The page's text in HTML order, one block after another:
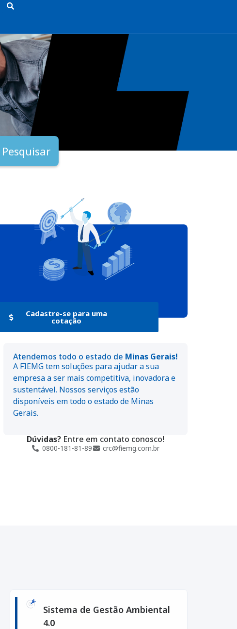
Pesquisar
Cadastre-se para uma
cotação
Atendemos todo o estado de Minas Gerais!
A FIEMG tem soluções para ajudar a sua
empresa a ser mais competitiva, inovadora e
sustentável. Nossos serviços estão
disponíveis em todo o estado de Minas
Gerais.
Dúvidas?Entre em contato conosco!
0800-181-81-89 crc@fiemg.com.br
Sistema de Gestão Ambiental
4.0